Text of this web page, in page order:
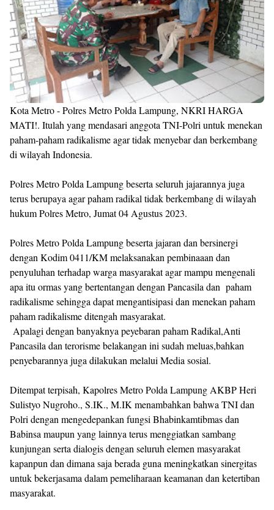
Kota Metro - Polres Metro Polda Lampung, NKRI HARGA
MATI!. Itulah yang mendasari anggota TNI-Polri untuk menekan
paham-paham radikalisme agar tidak menyebar dan berkembang
di wilayah Indonesia.
Polres Metro Polda Lampung beserta seluruh jajarannya juga
terus berupaya agar paham radikal tidak berkembang di wilayah
hukum Polres Metro, Jumat 04 Agustus 2023.
Polres Metro Polda Lampung beserta jajaran dan bersinergi
dengan Kodim 0411/KM melaksanakan pembinaaan dan
penyuluhan terhadap warga masyarakat agar mampu mengenali
apa itu ormas yang bertentangan dengan Pancasila dan paham
radikalisme sehingga dapat mengantisipasi dan menekan paham
paham radikalisme ditengah masyarakat.
Apalagi dengan banyaknya peyebaran paham Radikal,Anti
Pancasila dan terorisme belakangan ini sudah meluas,bahkan
penyebarannya juga dilakukan melalui Media sosial.
Ditempat terpisah, Kapolres Metro Polda Lampung AKBP Heri
Sulistyo Nugroho., S.IK., M.IK menambahkan bahwa TNI dan
Polri dengan mengedepankan fungsi Bhabinkamtibmas dan
Babinsa maupun yang lainnya terus menggiatkan sambang
kunjungan serta dialogis dengan seluruh elemen masyarakat
kapanpun dan dimana saja berada guna meningkatkan sinergitas
untuk bekerjasama dalam pemeliharaan keamanan dan ketertiban
masyarakat.